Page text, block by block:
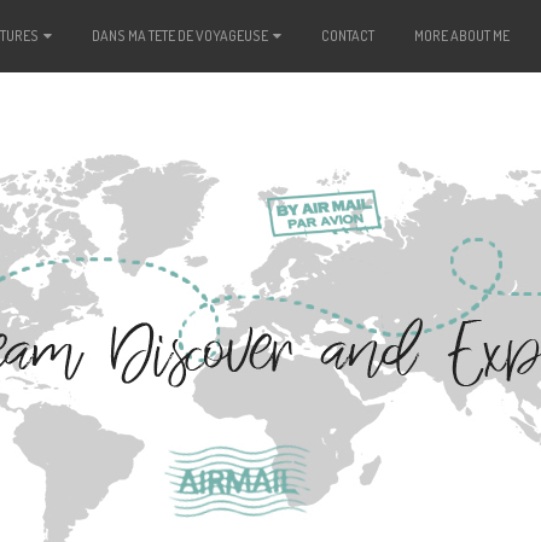
DANS MA TETE DE VOYAGEUSE CONTACT MORE ABOUT ME